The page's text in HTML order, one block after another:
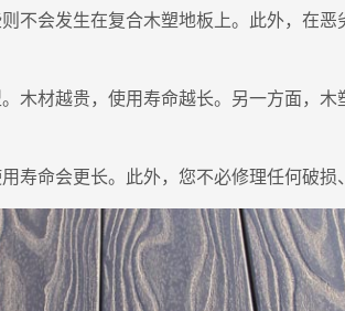
不会发生在复合木塑地板上。此外，在恶
木材越贵，使用寿命越长。另一方面，木
寿命会更长。此外，您不必修理任何破损